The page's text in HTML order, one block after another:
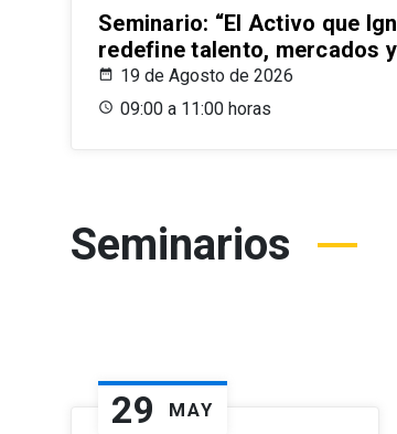
Seminario: “El Activo que
redefine talento, mercados
19 de Agosto de 2026
09:00 a 11:00 horas
Seminarios
29 MAY